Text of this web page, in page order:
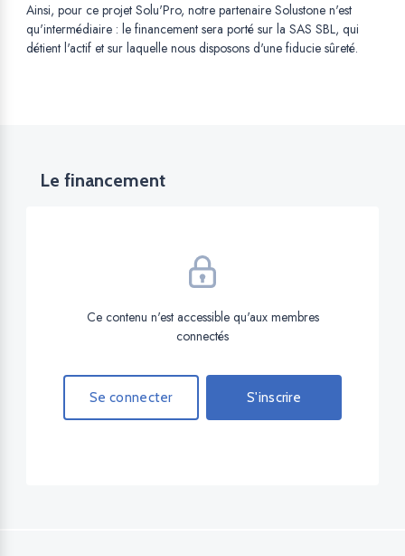
Ainsi, pour ce projet Solu'Pro, notre partenaire Solustone n'est
qu'intermédiaire : le financement sera porté sur la SAS SBL, qui
détient l'actif et sur laquelle nous disposons d'une fiducie sûreté.
Le financement
Ce contenu n'est accessible qu'aux membres
connectés
Se connecter S'inscrire